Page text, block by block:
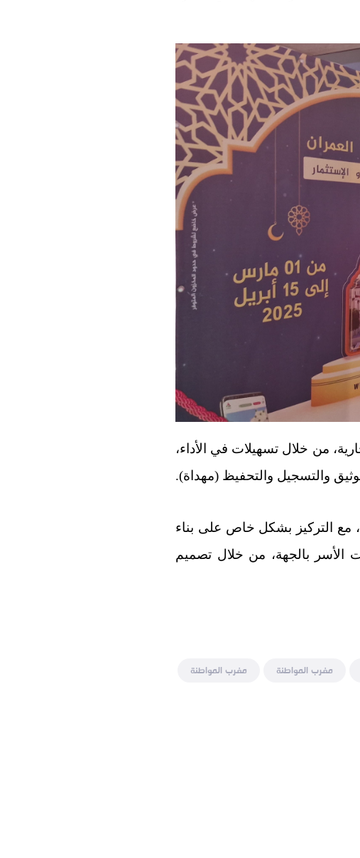
من خلال تسهيلات في الأداء،
التركيز بشكل خاص على بناء
الأسر بالجهة، من خلال تصميم
مغرب المواطنة
مغرب المواطنة